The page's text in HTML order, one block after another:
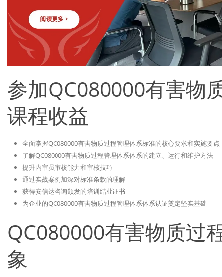
参加QC080000有害物
课程收益
全面掌握QC080000有害物质过程管理体系标准的核心要求和实施要点
了解QC080000有害物质过程管理体系体系的建立、运行和维护方法
提升内审员审核能力和审核技巧
通过实战案例加深对标准条款的理解
获得安信达咨询颁发的培训结业证书
为企业的QC080000有害物质过程管理体系体系认证奠定坚实基础
QC080000有害物质过
象